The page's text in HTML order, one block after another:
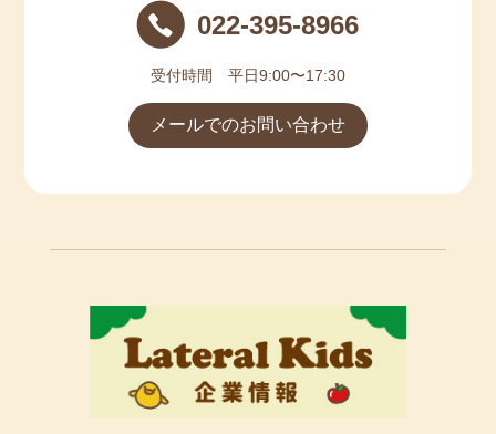
022-395-8966
受付時間 平日9:00〜17:30
メールでのお問い合わせ